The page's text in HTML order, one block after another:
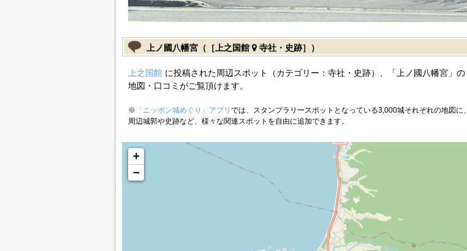
上ノ國八幡宮（［上之国館 寺社・史跡］）
上之国館に投稿された周辺スポット（カテゴリー：寺社・史跡）、「上ノ國八幡宮」の
地図・口コミがご覧頂けます。
※ 「ニッポン城めぐり」アプリ では、スタンプラリースポットとなっている3,000城それぞれの地図に、
周辺城郭や史跡など、様々な関連スポットを自由に追加できます。
+
−